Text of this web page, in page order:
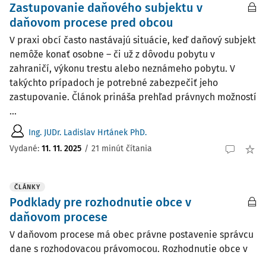
Zastupovanie daňového subjektu v
daňovom procese pred obcou
V praxi obcí často nastávajú situácie, keď daňový subjekt
nemôže konať osobne – či už z dôvodu pobytu v
zahraničí, výkonu trestu alebo neznámeho pobytu. V
takýchto prípadoch je potrebné zabezpečiť jeho
zastupovanie. Článok prináša prehľad právnych možností
...
Ing. JUDr. Ladislav Hrtánek PhD.
Vydané: 11. 11. 2025 / 21 minút čítania
ČLÁNKY
Podklady pre rozhodnutie obce v
daňovom procese
V daňovom procese má obec právne postavenie správcu
dane s rozhodovacou právomocou. Rozhodnutie obce v